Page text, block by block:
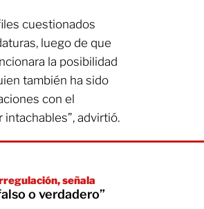
cuestionados
luego de que
la posibilidad
también ha sido
con el
advirtió.
señala
o verdadero”